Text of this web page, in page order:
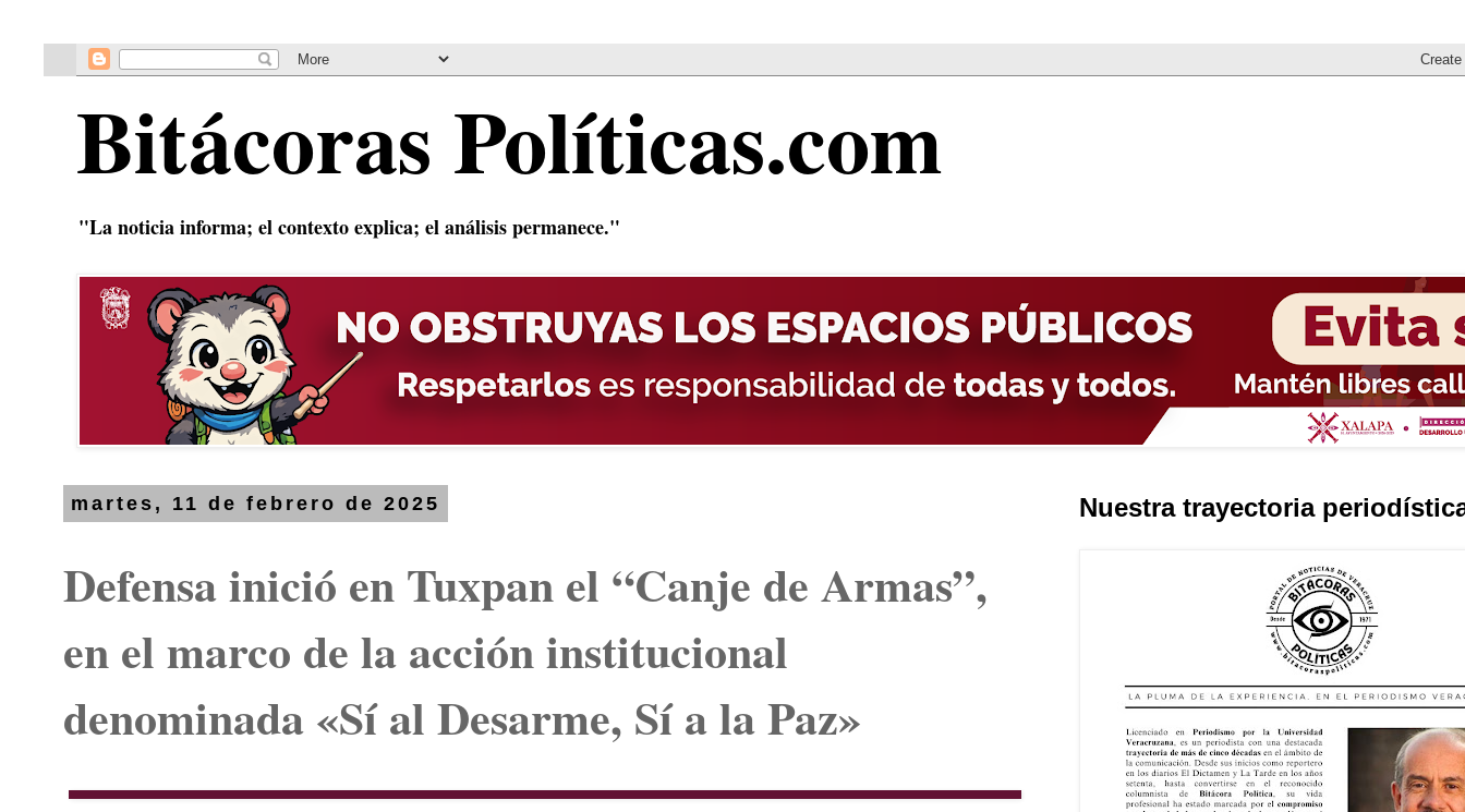
Bitácoras Políticas.com
"La noticia informa; el contexto explica; el análisis permanece."
martes, 11 de febrero de 2025
Defensa inició en Tuxpan el “Canje de Armas”,
en el marco de la acción institucional
denominada «Sí al Desarme, Sí a la Paz»
Nuestra trayectoria